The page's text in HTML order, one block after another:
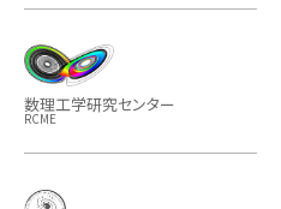
数理工学研究センター
RCME